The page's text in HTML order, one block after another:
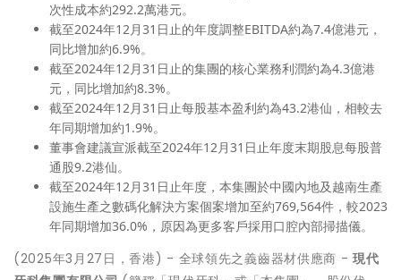
次性成本約292.2萬港元。
截至2024年12月31日止的年度調整EBITDA約為7.4億港元，
同比增加約6.9%。
截至2024年12月31日止的集團的核心業務利潤約為4.3億港
元，同比增加約8.3%。
截至2024年12月31日止每股基本盈利約為43.2港仙，相較去
年同期增加約1.9%。
董事會建議宣派截至2024年12月31日止年度末期股息每股普
通股9.2港仙。
截至2024年12月31日止年度，本集團於中國內地及越南生產
設施生產之數碼化解決方案個案增加至約769,564件，較2023
年同期增加36.0%，原因為更多客戶採用口腔內部掃描儀。
(2025年3月27日，香港) - 全球領先之義齒器材供應商 -現代